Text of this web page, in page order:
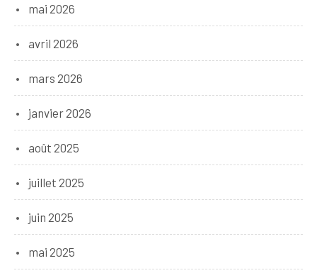
mai 2026
avril 2026
mars 2026
janvier 2026
août 2025
juillet 2025
juin 2025
mai 2025